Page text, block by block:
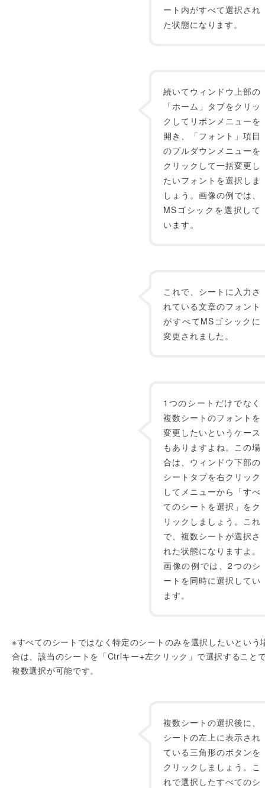
ート内がすべて選択され
た状態になります。
続いてウィンドウ上部の
「ホーム」タブをクリッ
クしてリボンメニューを
開き、「フォント」項目
のプルダウンメニューを
クリックして一括変更し
たいフォントを選択しま
しょう。画像の例では、
MSゴシックを選択して
います。
これで、シートに入力さ
れている文章のフォント
がすべてMSゴシックに
変更されました。
1つのシートだけでなく
複数シートのフォントを
変更したいというケース
もありますよね。この場
合は、ウィンドウ下部の
シートタブを右クリック
してメニューから「すべ
てのシートを選択」をク
リックしましょう。これ
で、複数シートが選択さ
れた状態になりますよ。
画像の例では、2つのシ
ートを同時に選択してい
ます。
※すべてのシートではなく特定のシートのみを選択したいという
合は、該当のシートを「Ctrlキー+左クリック」で選択すること
複数選択が可能です。
複数シートの選択後に、
シートの左上に表示され
ている三角形のボタンを
クリックしましょう。こ
れで選択したすべてのシ